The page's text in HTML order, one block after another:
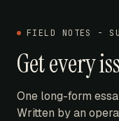
FIELD NOTES -
Get every
One long-form
Written by an